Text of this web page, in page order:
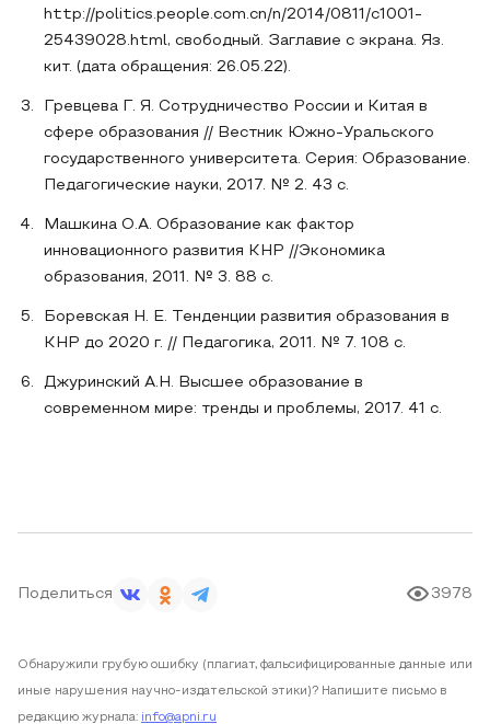
http://politics.people.com.cn/n/2014/0811/c1001-
25439028.html, свободный. Заглавие с экрана. Яз.
кит. (дата обращения: 26.05.22).
Гревцева Г. Я. Сотрудничество России и Китая в
сфере образования // Вестник Южно-Уральского
государственного университета. Серия: Образование.
Педагогические науки, 2017. № 2. 43 с.
Машкина О.А. Образование как фактор
инновационного развития KHP //Экономика
образования, 2011. № 3. 88 с.
Боревская Н. Е. Тенденции развития образования в
КНР до 2020 г. // Педагогика, 2011. № 7. 108 с.
Джуринский А.Н. Высшее образование в
современном мире: тренды и проблемы, 2017. 41 с.
Поделиться 3978
Обнаружили грубую ошибку (плагиат, фальсифицированные данные или
иные нарушения научно-издательской этики)? Напишите письмо в
редакцию журнала: info@apni.ru